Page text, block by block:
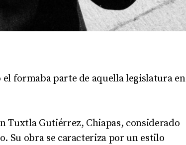
formaba parte de aquella legislatura en
Tuxtla Gutiérrez, Chiapas, considerado
Su obra se caracteriza por un estilo